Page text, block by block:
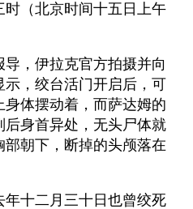
时（北京时间十五日上午
，伊拉克官方拍摄并向
，绞台活门开启后，可
体摆动着，而萨达姆的
后身首异处，无头尸体就
朝下，断掉的头颅落在
十二月三十日也曾绞死